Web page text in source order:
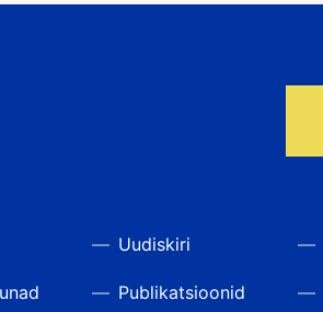
Uudiskiri
Publikatsioonid